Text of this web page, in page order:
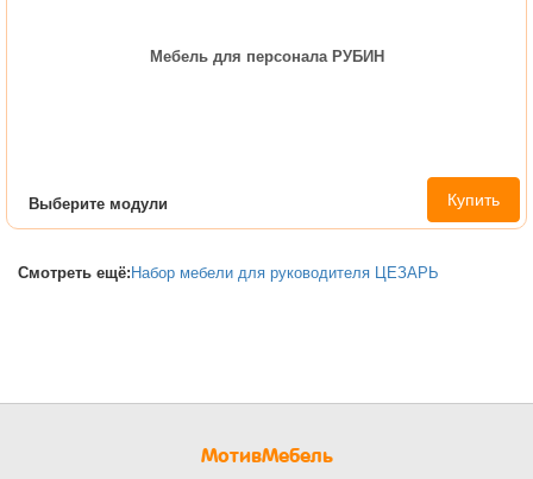
Мебель для персонала РУБИН
Выберите модули Купить
Смотреть ещё: Набор мебели для руководителя ЦЕЗАРЬ
МотивМебель